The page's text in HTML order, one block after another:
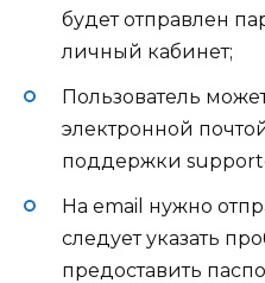
будет отправлен
личный кабинет;
Пользователь
электронной
поддержки
На email нужно
следует указать
предоставить